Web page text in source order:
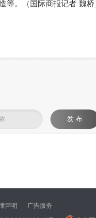
等。（国际商报记者 魏
发 布
声明
广告服务